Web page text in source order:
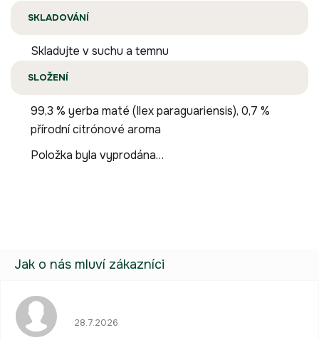
SKLADOVÁNÍ
Skladujte v suchu a temnu
SLOŽENÍ
99,3 % yerba maté (Ilex paraguariensis), 0,7 %
přírodní citrónové aroma
Položka byla vyprodána…
28.7.2026